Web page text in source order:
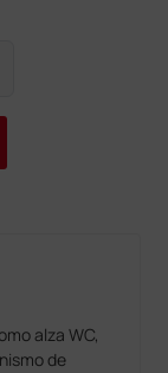
alza WC,
de